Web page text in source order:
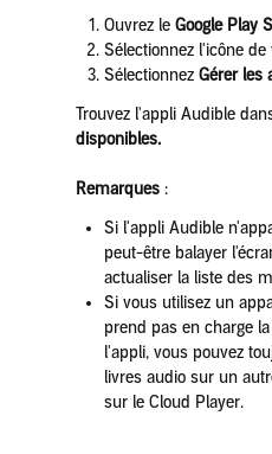
Ouvrez le Google Play
Sélectionnez l'icône de
Sélectionnez Gérer les
Trouvez l'appli Audible
disponibles.
Remarques:
Si l'appli Audible
peut-être balayer
actualiser la liste des
Si vous utilisez un
prend pas en charge
l'appli, vous pouvez
livres audio sur un
sur le Cloud Player.